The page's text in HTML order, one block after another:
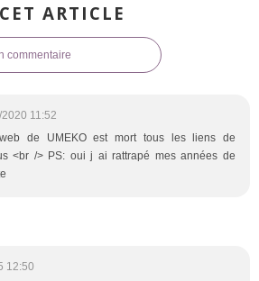
ARTICLE
commentaire
11:52
de UMEKO est mort tous les liens de
<br /> PS: oui j ai rattrapé mes années de
12:50